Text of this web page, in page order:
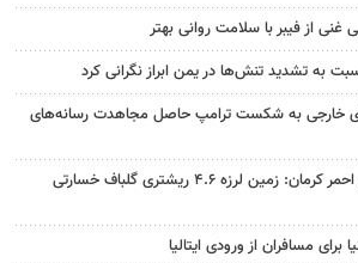
غنی از فیبر با سلامت روانی بهتر
به تشدید تنش‌ها در یمن ابراز نگرانی کرد
خارجی به شکست ترامپ حاصل مجاهدت رسانه‌های
مدیرعامل هلال احمر کرمان: زمین لرزه ۴.۶ ریشتری گلباف خسارتی
برای مسافران از ورودی ایتالیا